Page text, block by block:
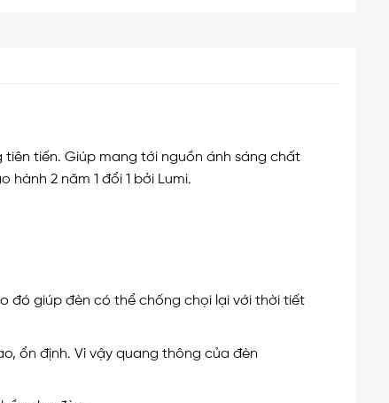
tiến. Giúp mang tới nguồn ánh sáng chất
2 năm 1 đổi 1 bởi Lumi.
đó giúp đèn có thể chống chọi lại với thời tiết
ổn định. Vì vậy quang thông của đèn